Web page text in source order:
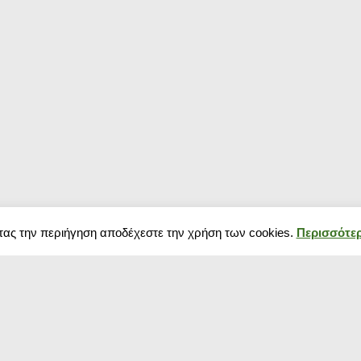
την περιήγηση αποδέχεστε την χρήση των cookies.